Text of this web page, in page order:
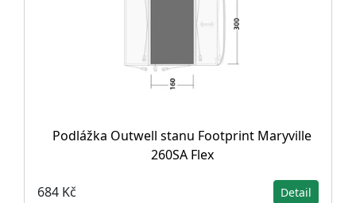
Podlážka Outwell stanu Footprint Maryville
260SA Flex
684 Kč Detail